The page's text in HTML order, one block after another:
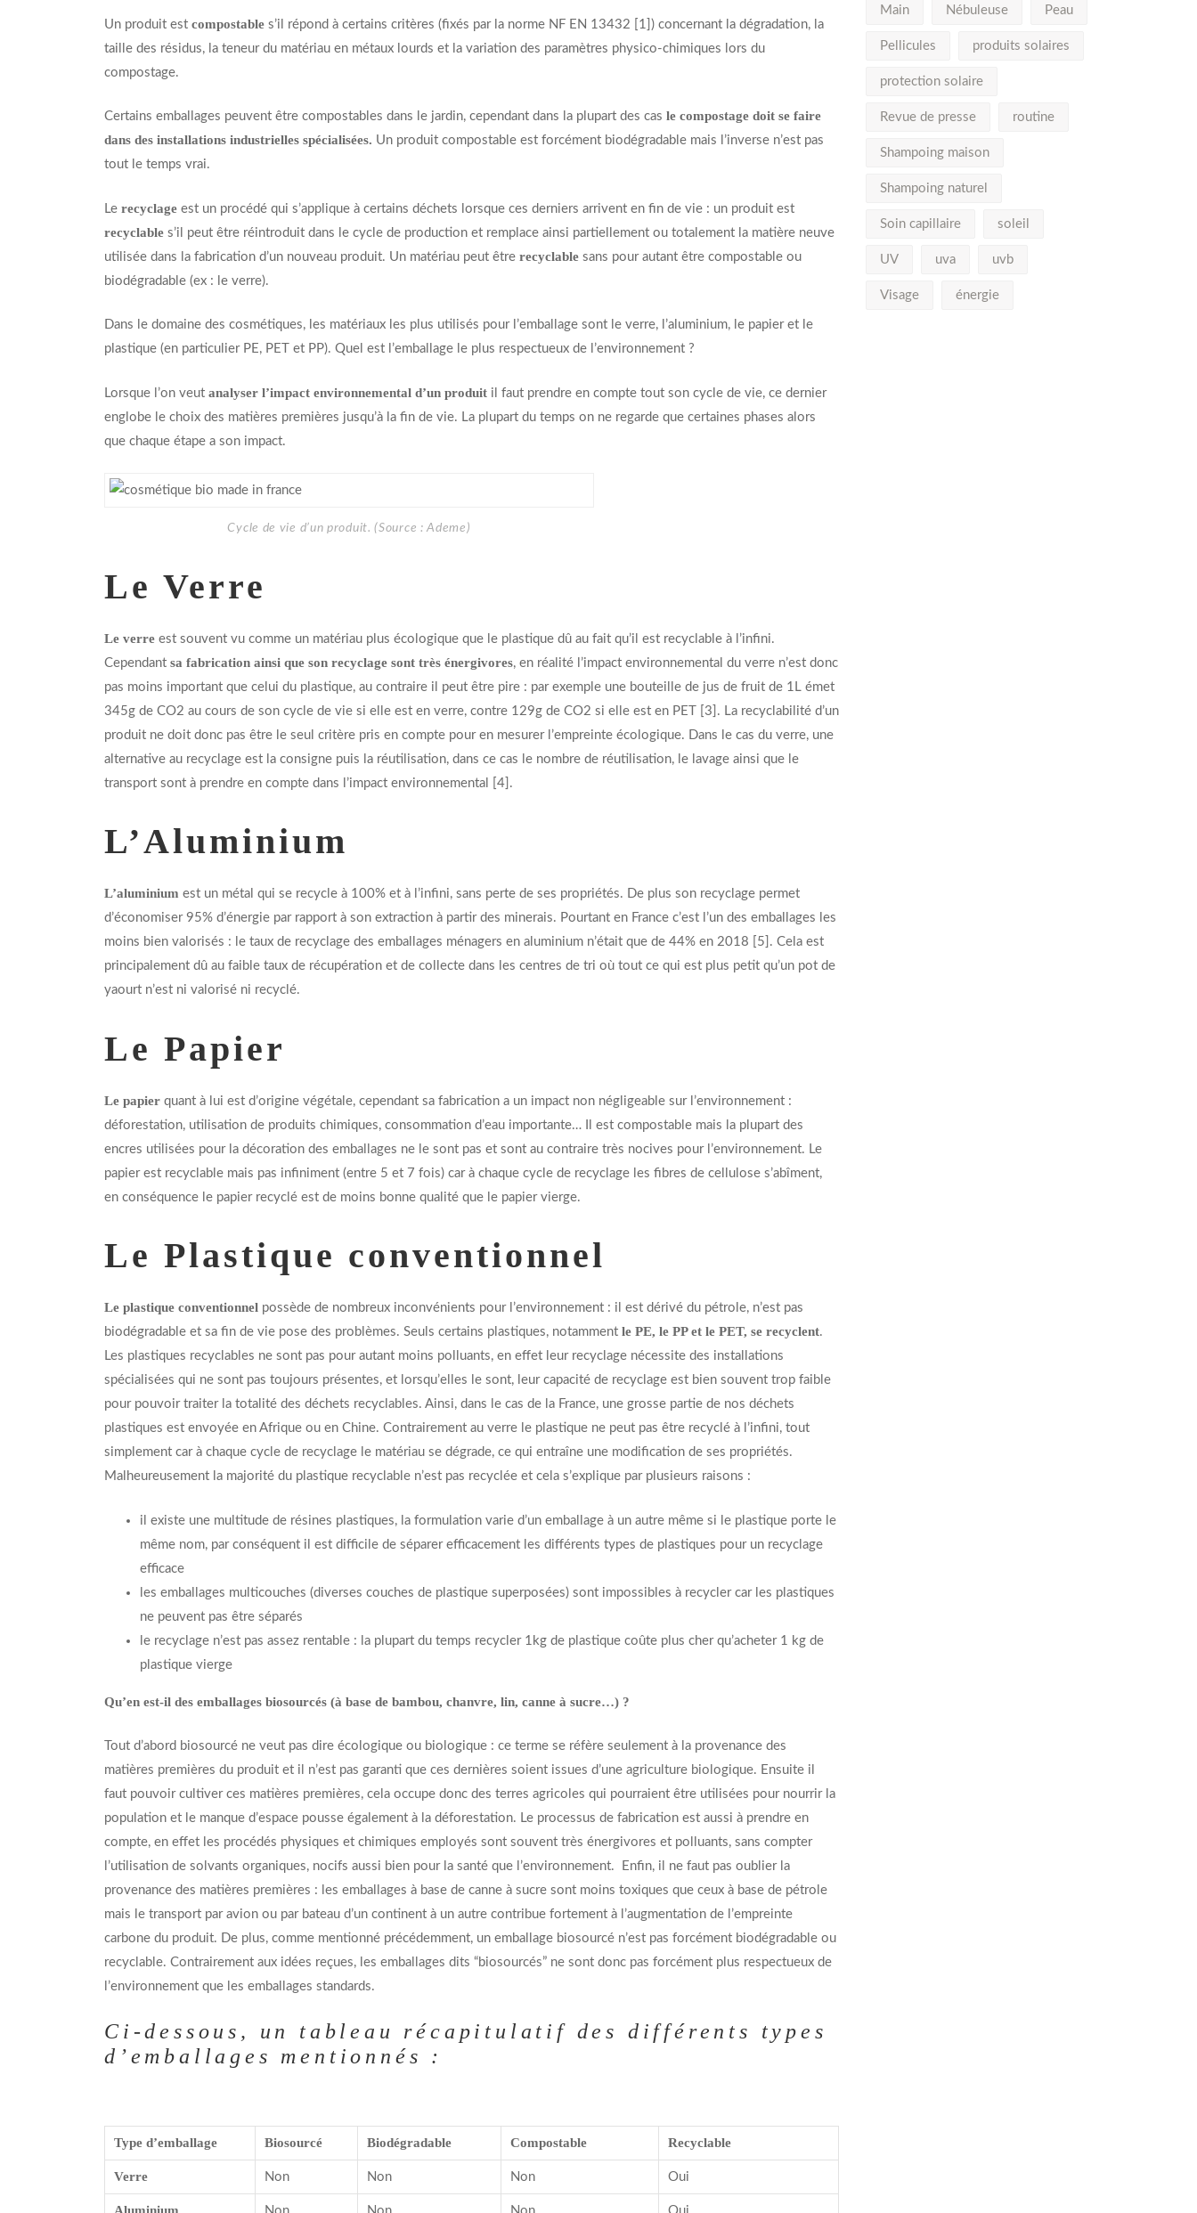
Un produit est compostable s’il répond à certains critères (fixés par la norme NF EN 13432 [1]) concernant la dégradation, la
taille des résidus, la teneur du matériau en métaux lourds et la variation des paramètres physico-chimiques lors du
compostage.
Certains emballages peuvent être compostables dans le jardin, cependant dans la plupart des cas le compostage doit se faire
dans des installations industrielles spécialisées. Un produit compostable est forcément biodégradable mais l’inverse n’est pas
tout le temps vrai.
Le recyclage est un procédé qui s’applique à certains déchets lorsque ces derniers arrivent en fin de vie : un produit est
recyclable s’il peut être réintroduit dans le cycle de production et remplace ainsi partiellement ou totalement la matière neuve
utilisée dans la fabrication d’un nouveau produit. Un matériau peut être recyclable sans pour autant être compostable ou
biodégradable (ex : le verre).
Dans le domaine des cosmétiques, les matériaux les plus utilisés pour l’emballage sont le verre, l’aluminium, le papier et le
plastique (en particulier PE, PET et PP). Quel est l’emballage le plus respectueux de l’environnement ?
Lorsque l’on veut analyser l’impact environnemental d’un produit il faut prendre en compte tout son cycle de vie, ce dernier
englobe le choix des matières premières jusqu’à la fin de vie. La plupart du temps on ne regarde que certaines phases alors
que chaque étape a son impact.
Cycle de vie d’un produit. (Source : Ademe)
Le Verre
Le verre est souvent vu comme un matériau plus écologique que le plastique dû au fait qu’il est recyclable à l’infini.
Cependant sa fabrication ainsi que son recyclage sont très énergivores, en réalité l’impact environnemental du verre n’est donc
pas moins important que celui du plastique, au contraire il peut être pire : par exemple une bouteille de jus de fruit de 1L émet
345g de CO2 au cours de son cycle de vie si elle est en verre, contre 129g de CO2 si elle est en PET [3]. La recyclabilité d’un
produit ne doit donc pas être le seul critère pris en compte pour en mesurer l’empreinte écologique. Dans le cas du verre, une
alternative au recyclage est la consigne puis la réutilisation, dans ce cas le nombre de réutilisation, le lavage ainsi que le
transport sont à prendre en compte dans l’impact environnemental [4].
L’Aluminium
L’aluminium est un métal qui se recycle à 100% et à l’infini, sans perte de ses propriétés. De plus son recyclage permet
d’économiser 95% d’énergie par rapport à son extraction à partir des minerais. Pourtant en France c’est l’un des emballages les
moins bien valorisés : le taux de recyclage des emballages ménagers en aluminium n’était que de 44% en 2018 [5]. Cela est
principalement dû au faible taux de récupération et de collecte dans les centres de tri où tout ce qui est plus petit qu’un pot de
yaourt n’est ni valorisé ni recyclé.
Le Papier
Le papier quant à lui est d’origine végétale, cependant sa fabrication a un impact non négligeable sur l’environnement :
déforestation, utilisation de produits chimiques, consommation d’eau importante… Il est compostable mais la plupart des
encres utilisées pour la décoration des emballages ne le sont pas et sont au contraire très nocives pour l’environnement. Le
papier est recyclable mais pas infiniment (entre 5 et 7 fois) car à chaque cycle de recyclage les fibres de cellulose s’abîment,
en conséquence le papier recyclé est de moins bonne qualité que le papier vierge.
Le Plastique conventionnel
Le plastique conventionnel possède de nombreux inconvénients pour l’environnement : il est dérivé du pétrole, n’est pas
biodégradable et sa fin de vie pose des problèmes. Seuls certains plastiques, notamment le PE, le PP et le PET, se recyclent.
Les plastiques recyclables ne sont pas pour autant moins polluants, en effet leur recyclage nécessite des installations
spécialisées qui ne sont pas toujours présentes, et lorsqu’elles le sont, leur capacité de recyclage est bien souvent trop faible
pour pouvoir traiter la totalité des déchets recyclables. Ainsi, dans le cas de la France, une grosse partie de nos déchets
plastiques est envoyée en Afrique ou en Chine. Contrairement au verre le plastique ne peut pas être recyclé à l’infini, tout
simplement car à chaque cycle de recyclage le matériau se dégrade, ce qui entraîne une modification de ses propriétés.
Malheureusement la majorité du plastique recyclable n’est pas recyclée et cela s’explique par plusieurs raisons :
il existe une multitude de résines plastiques, la formulation varie d’un emballage à un autre même si le plastique porte le
même nom, par conséquent il est difficile de séparer efficacement les différents types de plastiques pour un recyclage
efficace
les emballages multicouches (diverses couches de plastique superposées) sont impossibles à recycler car les plastiques
ne peuvent pas être séparés
le recyclage n’est pas assez rentable : la plupart du temps recycler 1kg de plastique coûte plus cher qu’acheter 1 kg de
plastique vierge
Qu’en est-il des emballages biosourcés (à base de bambou, chanvre, lin, canne à sucre…) ?
Tout d’abord biosourcé ne veut pas dire écologique ou biologique : ce terme se réfère seulement à la provenance des
matières premières du produit et il n’est pas garanti que ces dernières soient issues d’une agriculture biologique. Ensuite il
faut pouvoir cultiver ces matières premières, cela occupe donc des terres agricoles qui pourraient être utilisées pour nourrir la
population et le manque d’espace pousse également à la déforestation. Le processus de fabrication est aussi à prendre en
compte, en effet les procédés physiques et chimiques employés sont souvent très énergivores et polluants, sans compter
l’utilisation de solvants organiques, nocifs aussi bien pour la santé que l’environnement. Enfin, il ne faut pas oublier la
provenance des matières premières : les emballages à base de canne à sucre sont moins toxiques que ceux à base de pétrole
mais le transport par avion ou par bateau d’un continent à un autre contribue fortement à l’augmentation de l’empreinte
carbone du produit. De plus, comme mentionné précédemment, un emballage biosourcé n’est pas forcément biodégradable ou
recyclable. Contrairement aux idées reçues, les emballages dits “biosourcés” ne sont donc pas forcément plus respectueux de
l’environnement que les emballages standards.
Ci-dessous, un tableau récapitulatif des différents types
d’emballages mentionnés :
Type d’emballage Biosourcé Biodégradable Compostable Recyclable
Verre Non Non Non Oui
Main Nébuleuse Peau
Pellicules produits solaires
protection solaire
Revue de presse routine
Shampoing maison
Shampoing naturel
Soin capillaire soleil
UV uva uvb
Visage énergie